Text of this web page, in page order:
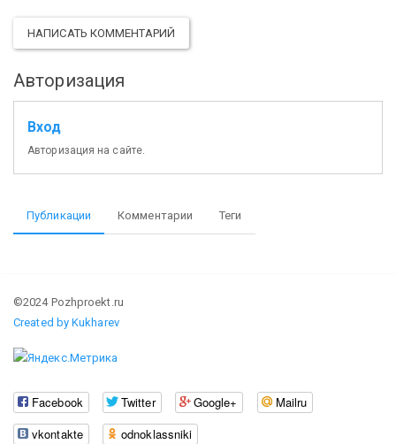
НАПИСАТЬ КОММЕНТАРИЙ
Авторизация
Вход
Авторизация на сайте.
Публикации Комментарии Теги
©2024 Pozhproekt.ru
Created by Kukharev
Facebook Twitter Google+
Mailru
vkontakte
odnoklassniki